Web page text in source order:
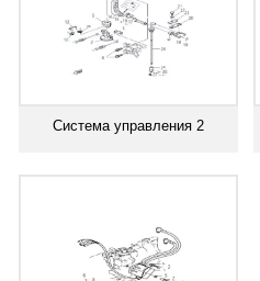
Система управления 2